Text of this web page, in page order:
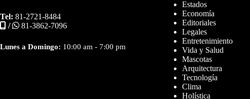
Tel: 81-2721-8484
/
81-3862-7096
Lunes a Domingo: 10:00 am - 7:00 pm
Estados
Economía
Editoriales
Legales
Entretenimiento
Vida y Salud
Mascotas
Arquitectura
Tecnología
Clima
Holística